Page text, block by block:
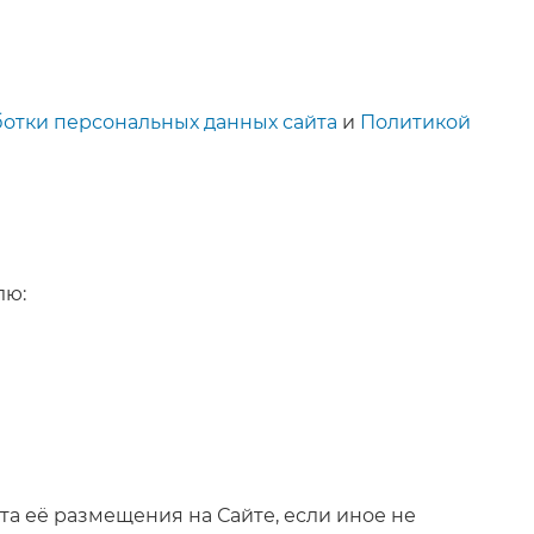
персональных данных сайта и Политикой
её размещения на Сайте, если иное не